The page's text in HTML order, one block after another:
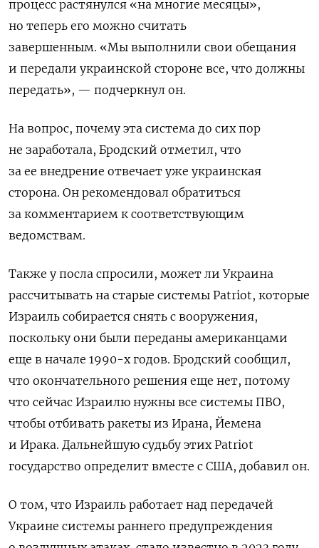
процесс растянулся «на многие месяцы»,
но теперь его можно считать
завершенным. «Мы выполнили свои обещания
и передали украинской стороне все, что должны
передать», — подчеркнул он.
На вопрос, почему эта система до сих пор
не заработала, Бродский отметил, что
за ее внедрение отвечает уже украинская
сторона. Он рекомендовал обратиться
за комментарием к соответствующим
ведомствам.
Также у посла спросили, может ли Украина
рассчитывать на старые системы Patriot, которые
Израиль собирается снять с вооружения,
поскольку они были переданы американцами
еще в начале 1990-х годов. Бродский сообщил,
что окончательного решения еще нет, потому
что сейчас Израилю нужны все системы ПВО,
чтобы отбивать ракеты из Ирана, Йемена
и Ирака. Дальнейшую судьбу этих Patriot
государство определит вместе с США, добавил он.
О том, что Израиль работает над передачей
Украине системы раннего предупреждения